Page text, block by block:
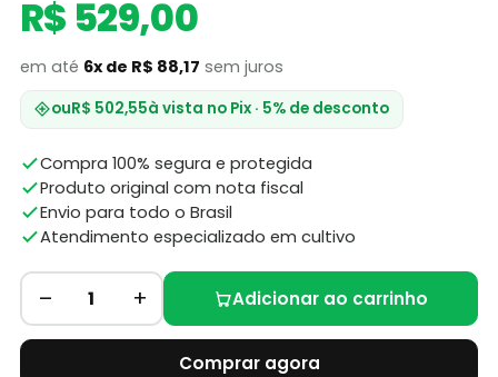
R$ 529,00
em até 6x de R$ 88,17 sem juros
ouR$ 502,55à vista no Pix · 5% de desconto
Compra 100% segura e protegida
Produto original com nota fiscal
Envio para todo o Brasil
Atendimento especializado em cultivo
– 1 + Adicionar ao carrinho
Comprar agora